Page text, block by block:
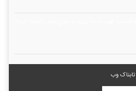
تابناک وب